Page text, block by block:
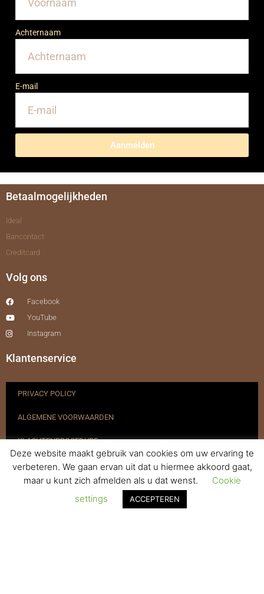
Achternaam
E-mail
Aanmelden
Betaalmogelijkheden
Ideal
Bancontact
Creditcard
Volg ons
Facebook
YouTube
Instagram
Klantenservice
PRIVACY POLICY
ALGEMENE VOORWAARDEN
KLACHTENPROCEDURE
VERZENDEN & RETOURNEREN
Deze website maakt gebruik van cookies om uw ervaring te
verbeteren. We gaan ervan uit dat u hiermee akkoord gaat,
maar u kunt zich afmelden als u dat wenst.
Cookie
settings
ACCEPTEREN